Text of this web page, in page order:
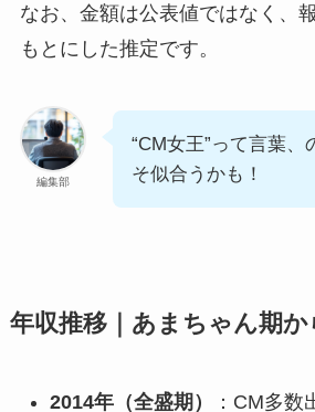
なお、金額は公表値ではなく、
もとにした推定です。
編集部
“CM女王”って言葉、
そ似合うかも！
年収推移｜あまちゃん期
2014年（全盛期）
：CM多